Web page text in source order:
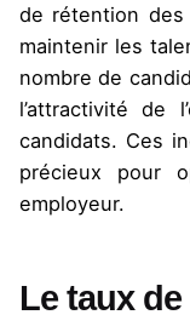
de rétention des
maintenir les
nombre de
l’attractivité de
candidats. Ces
précieux pour
employeur.
Le taux